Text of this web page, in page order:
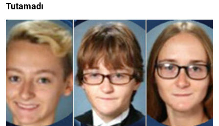
Tutamadı